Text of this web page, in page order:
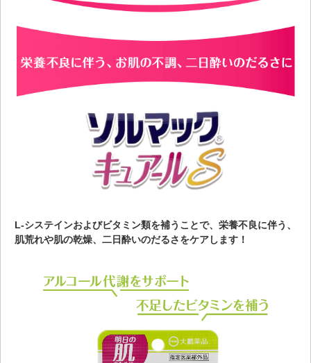
L-システインおよびビタミン類を補うことで、栄養不良に伴う、
肌荒れや肌の乾燥、二日酔いのだるさをケアします！